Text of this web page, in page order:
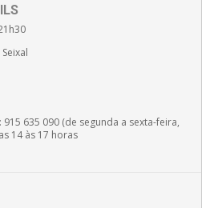
635 090 (de segunda a sexta-feira,
14 às 17 horas